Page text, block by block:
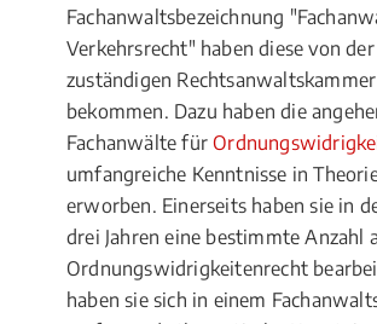
Fachanwaltsbezeichnung
Verkehrsrecht" haben diese von
zuständigen
bekommen. Dazu haben die
Fachanwälte für
umfangreiche Kenntnisse in
erworben. Einerseits haben sie in
drei Jahren eine bestimmte Anzahl
Ordnungswidrigkeitenrecht
haben sie sich in einem